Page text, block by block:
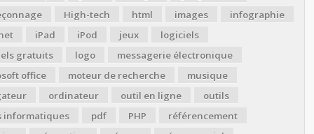
High-tech html images
infographie
iPad iPod jeux
logiciels
gratuits
logo
messagerie électronique
office
moteur de recherche
musique
ordinateur outil en ligne
outils
informatiques
pdf PHP
référencement